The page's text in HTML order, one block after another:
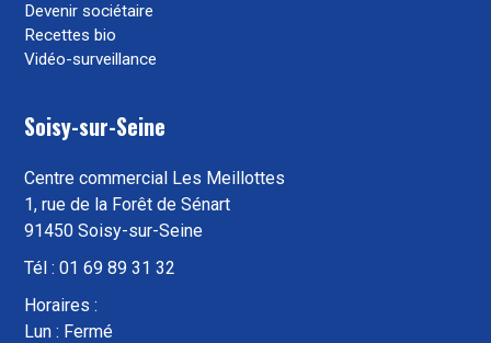
Devenir sociétaire
Recettes bio
Vidéo-surveillance
Soisy-sur-Seine
Centre commercial Les Meillottes
1, rue de la Forêt de Sénart
91450 Soisy-sur-Seine
Tél : 01 69 89 31 32
Horaires :
Lun : Fermé